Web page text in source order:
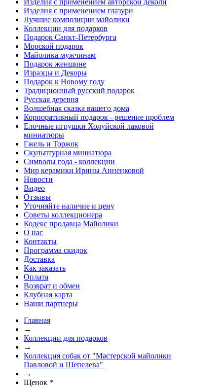
Изделия с применением авторской деколи
Изделия с применением глазури
Лучшие композиции майолики
Коллекции для подарков
Подарок Санкт-Петербурга
Морской подарок
Майолика мужчинам
Подарок женщине
Изразцы и Декоры
Подарок к Новому году
Традиционный русский подарок
Русская деревня
Волшебная сказка вашего дома
Корпоративный подарок - решение проблем
Елочные игрушки Холуйской лаковой
миниатюры
Гжель и Торжок
Скульптурная миниатюра
Символы года - коллекции
Мир керамики Ирины Анненковой
Новости
Видео
Отзывы
Уточняйте наличие и цену
Советы коллекционера
Кодекс продавца Майолики
О нас
Контакты
Программа скидок
Доставка
Как заказать
Оплата
Возврат и обмен
Клубная карта
Наши партнеры
Главная
→
Коллекции для подарков
→
Коллекция собак от "Мастерской майолики
Павловой и Шепелева"
→
Щенок *